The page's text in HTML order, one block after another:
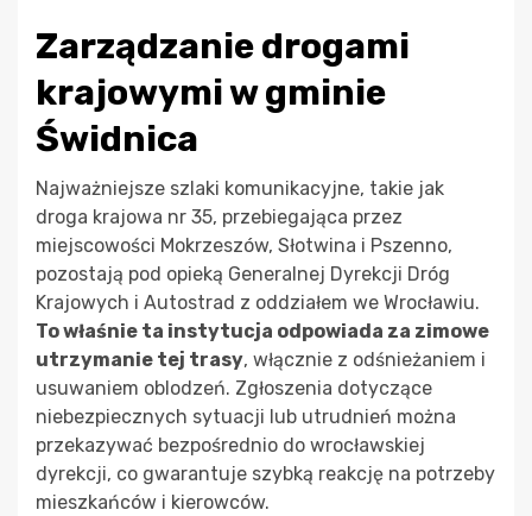
Zarządzanie drogami
krajowymi w gminie
Świdnica
Najważniejsze szlaki komunikacyjne, takie jak
droga krajowa nr 35, przebiegająca przez
miejscowości Mokrzeszów, Słotwina i Pszenno,
pozostają pod opieką Generalnej Dyrekcji Dróg
Krajowych i Autostrad z oddziałem we Wrocławiu.
To właśnie ta instytucja odpowiada za zimowe
utrzymanie tej trasy, włącznie z odśnieżaniem i
usuwaniem oblodzeń. Zgłoszenia dotyczące
niebezpiecznych sytuacji lub utrudnień można
przekazywać bezpośrednio do wrocławskiej
dyrekcji, co gwarantuje szybką reakcję na potrzeby
mieszkańców i kierowców.